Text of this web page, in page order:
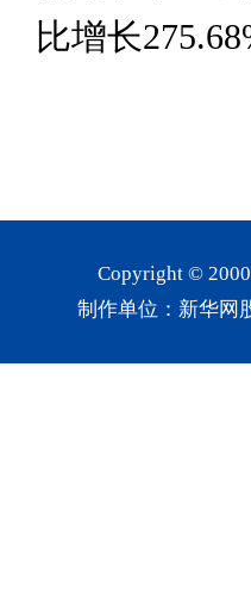
比增长
Copyright ©
制作单位：新华